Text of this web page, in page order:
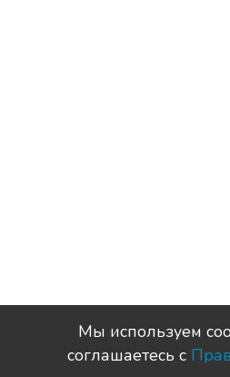
Мы используем
соглашаетесь с